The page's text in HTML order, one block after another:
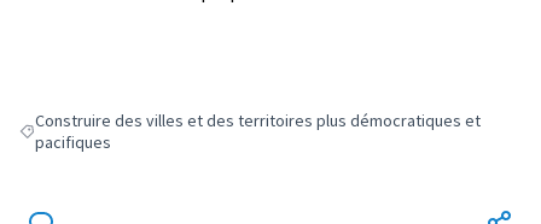
Filter results for: Construire des villes et des territoires plus
Construire des villes et des territoires plus démocratiques et
pacifiques